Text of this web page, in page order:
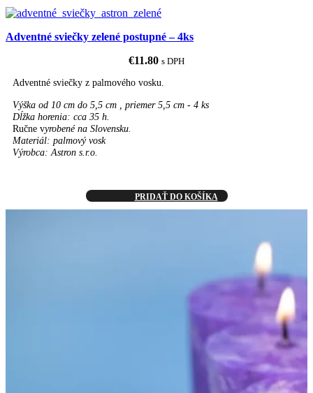
Adventné sviečky zelené postupné – 4ks
€11.80 s DPH
Adventné sviečky z palmového vosku.
Výška od 10 cm do 5,5 cm , priemer 5,5 cm - 4 ks
Dĺžka horenia: cca 35 h.
Ručne vyrobené na Slovensku.
Materiál: palmový vosk
Výrobca: Astron s.r.o.
PRIDAŤ DO KOŠÍKA